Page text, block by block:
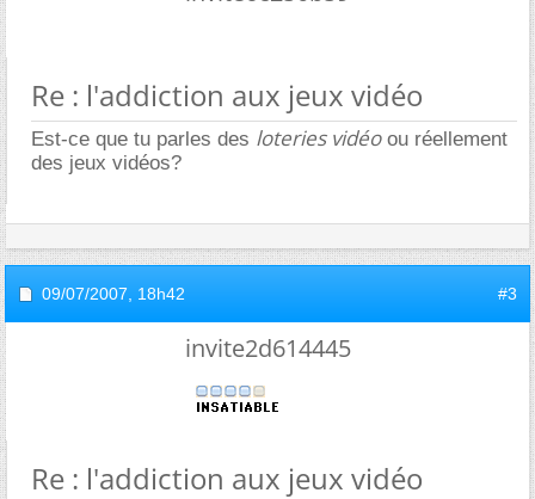
Re : l'addiction aux jeux vidéo
Est-ce que tu parles des loteries vidéoou réellement
des jeux vidéos?
09/07/2007, 18h42 #3
invite2d614445
Re : l'addiction aux jeux vidéo